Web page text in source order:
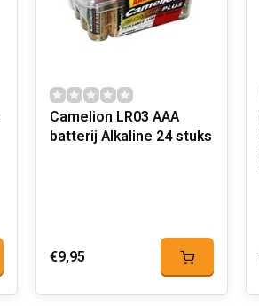
Camelion LR03 AAA
batterij Alkaline 24 stuks
€9,95